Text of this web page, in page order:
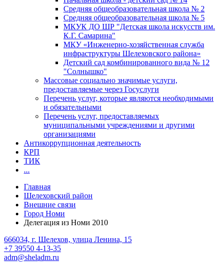
Средняя общеобразовательная школа № 2
Средняя общеобразовательная школа № 5
МКУК ДО ШР "Детская школа искусств им.
К.Г. Самарина"
МКУ «Инженерно-хозяйственная служба
инфраструктуры Шелеховского района»
Детский сад комбинированного вида № 12
"Солнышко"
Массовые социально значимые услуги,
предоставляемые через Госуслуги
Перечень услуг, которые являются необходимыми
и обязательными
Перечень услуг, предоставляемых
муниципальными учреждениями и другими
организациями
Антикоррупционная деятельность
КРП
ТИК
...
Главная
Шелеховский район
Внешние связи
Город Номи
Делегация из Номи 2010
666034, г. Шелехов, улица Ленина, 15
+7 39550 4-13-35
adm@sheladm.ru